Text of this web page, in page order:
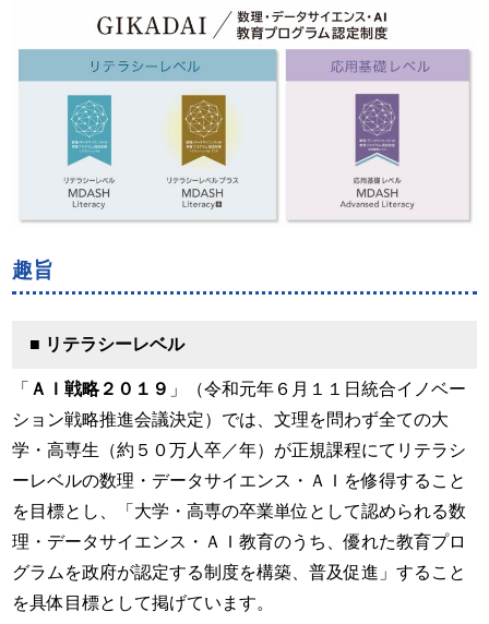
趣旨
■ リテラシーレベル
「 ＡＩ戦略２０１９ 」（令和元年６月１１日統合イノベー
ション戦略推進会議決定）では、文理を問わず全ての大
学・高専生（約５０万人卒／年）が正規課程にてリテラシ
ーレベルの数理・データサイエンス・ＡＩを修得すること
を目標とし、「大学・高専の卒業単位として認められる数
理・データサイエンス・ＡＩ教育のうち、優れた教育プロ
グラムを政府が認定する制度を構築、普及促進」すること
を具体目標として掲げています。